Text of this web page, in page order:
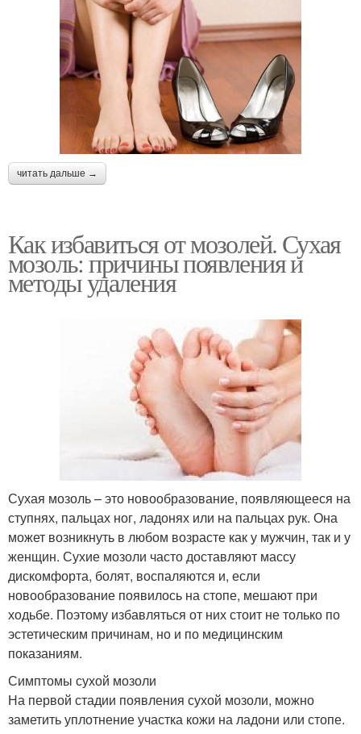
читать дальше →
Как избавиться от мозолей. Сухая
мозоль: причины появления и
методы удаления
Сухая мозоль – это новообразование, появляющееся на
ступнях, пальцах ног, ладонях или на пальцах рук. Она
может возникнуть в любом возрасте как у мужчин, так и у
женщин. Сухие мозоли часто доставляют массу
дискомфорта, болят, воспаляются и, если
новообразование появилось на стопе, мешают при
ходьбе. Поэтому избавляться от них стоит не только по
эстетическим причинам, но и по медицинским
показаниям.
Симптомы сухой мозоли
На первой стадии появления сухой мозоли, можно
заметить уплотнение участка кожи на ладони или стопе.